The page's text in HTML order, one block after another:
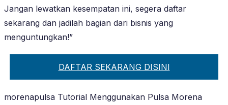
Jangan lewatkan kesempatan ini, segera daftar
sekarang dan jadilah bagian dari bisnis yang
menguntungkan!”
DAFTAR SEKARANG DISINI
morenapulsa Tutorial Menggunakan Pulsa Morena